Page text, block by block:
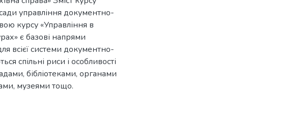
управління документно-
курсу «Управління в
є базові напрями
всієї системи документно-
спільні риси і особливості
бібліотеками, органами
музеями тощо.